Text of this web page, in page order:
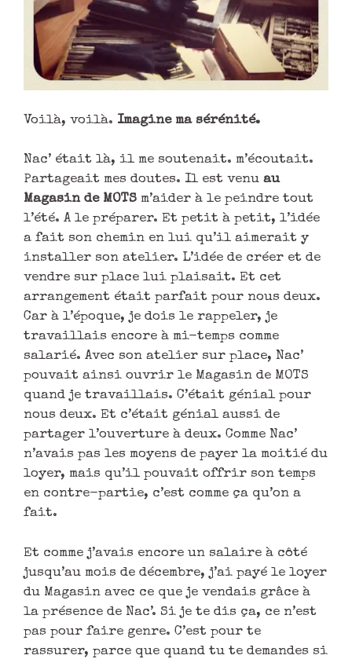
Voilà, voilà. Imagine ma sérénité.
Nac’ était là, il me soutenait. m’écoutait.
Partageait mes doutes. Il est venu au
Magasin de MOTS m’aider à le peindre tout
l’été. A le préparer. Et petit à petit, l’idée
a fait son chemin en lui qu’il aimerait y
installer son atelier. L’idée de créer et de
vendre sur place lui plaisait. Et cet
arrangement était parfait pour nous deux.
Car à l’époque, je dois le rappeler, je
travaillais encore à mi-temps comme
salarié. Avec son atelier sur place, Nac’
pouvait ainsi ouvrir le Magasin de MOTS
quand je travaillais. C’était génial pour
nous deux. Et c’était génial aussi de
partager l’ouverture à deux. Comme Nac’
n’avais pas les moyens de payer la moitié du
loyer, mais qu’il pouvait offrir son temps
en contre-partie, c’est comme ça qu’on a
fait.
Et comme j’avais encore un salaire à côté
jusqu’au mois de décembre, j’ai payé le loyer
du Magasin avec ce que je vendais grâce à
la présence de Nac’. Si je te dis ça, ce n’est
pas pour faire genre. C’est pour te
rassurer, parce que quand tu te demandes si